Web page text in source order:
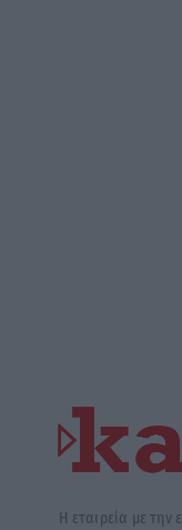
Η εταιρεία με την